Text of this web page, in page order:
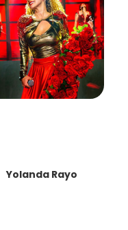
Yolanda Rayo